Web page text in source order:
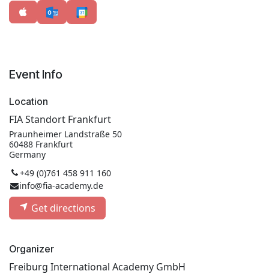
Event Info
Location
FIA Standort Frankfurt
Praunheimer Landstraße 50
60488 Frankfurt
Germany
+49 (0)761 458 911 160
info@fia-academy.de
Get directions
Organizer
Freiburg International Academy GmbH